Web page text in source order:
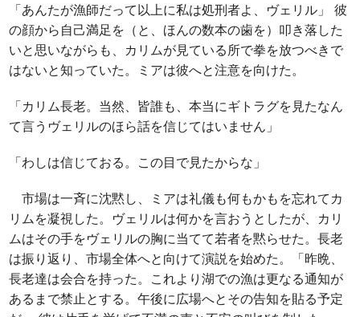
「あんたが漁師だって以上に私は処刑者よ、ヴェリル」 彼
の顔から自己満足を（と、ほんの数本の歯を）叩き落した
いと思いながらも、カリムが見ている所で拳を放つべきで
はないと知っていた。ミアは彼へと注意を向けた。
「カリム長老。当然、皆誰も、本当にギトラグを見たなん
て言うヴェリルのほら話を信じてはいません」
「わしは信じておる。この目で見たからな」
市場は一斉に沈黙し、ミアは礼儀も何もかもを忘れてカ
リムを凝視した。ヴェリルは何かを言おうとしたが、カリ
ムはその手をヴェリルの胸に当てて若者を黙らせた。長老
は振り返り、市場全体へと向けて演説を始めた。「昨晩、
長老達は会合を持った。これより湖での漁は更なる通知が
あるまで禁止とする。午後に広場へとその告知を貼る予定